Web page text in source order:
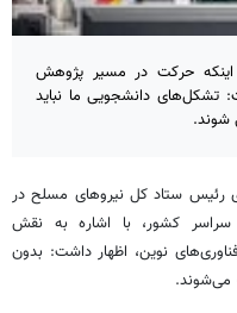
حرکت در مسیر پژوهش
دانشجویی ما نباید
شوند.
رئیس ستاد کل نیروهای مسلح در
سراسر کشور، با اشاره به نقش
نوین، اظهار داشت: بدون
می‌شوند.